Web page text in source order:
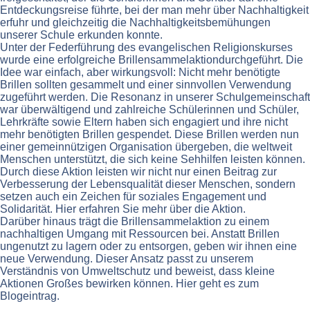
Entdeckungsreise führte, bei der man mehr über Nachhaltigkeit
erfuhr und gleichzeitig die Nachhaltigkeitsbemühungen
unserer Schule erkunden konnte.
Unter der Federführung des evangelischen Religionskurses
wurde eine erfolgreiche Brillensammelaktiondurchgeführt. Die
Idee war einfach, aber wirkungsvoll: Nicht mehr benötigte
Brillen sollten gesammelt und einer sinnvollen Verwendung
zugeführt werden. Die Resonanz in unserer Schulgemeinschaft
war überwältigend und zahlreiche Schülerinnen und Schüler,
Lehrkräfte sowie Eltern haben sich engagiert und ihre nicht
mehr benötigten Brillen gespendet. Diese Brillen werden nun
einer gemeinnützigen Organisation übergeben, die weltweit
Menschen unterstützt, die sich keine Sehhilfen leisten können.
Durch diese Aktion leisten wir nicht nur einen Beitrag zur
Verbesserung der Lebensqualität dieser Menschen, sondern
setzen auch ein Zeichen für soziales Engagement und
Solidarität. Hier erfahren Sie mehr über die Aktion.
Darüber hinaus trägt die Brillensammelaktion zu einem
nachhaltigen Umgang mit Ressourcen bei. Anstatt Brillen
ungenutzt zu lagern oder zu entsorgen, geben wir ihnen eine
neue Verwendung. Dieser Ansatz passt zu unserem
Verständnis von Umweltschutz und beweist, dass kleine
Aktionen Großes bewirken können. Hier geht es zum
Blogeintrag.